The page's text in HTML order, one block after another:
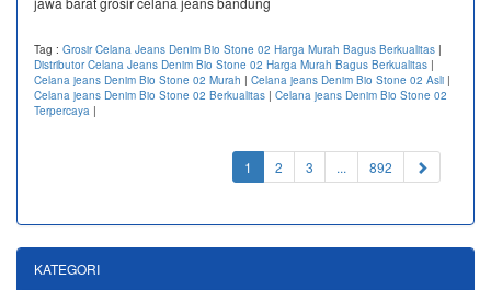
Tag : Grosir Celana Jeans Denim Bio Stone 02 Harga Murah Bagus Berkualitas |
Distributor Celana Jeans Denim Bio Stone 02 Harga Murah Bagus Berkualitas |
Celana jeans Denim Bio Stone 02 Murah | Celana jeans Denim Bio Stone 02 Asli |
Celana jeans Denim Bio Stone 02 Berkualitas | Celana jeans Denim Bio Stone 02
Terpercaya |
1 (current)
2 3 ... 892
KATEGORI